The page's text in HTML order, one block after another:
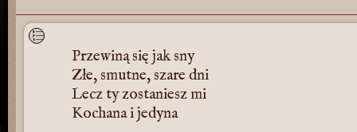
Przewiną się jak sny
Złe, smutne, szare dni
Lecz ty zostaniesz mi
Kochana i jedyna